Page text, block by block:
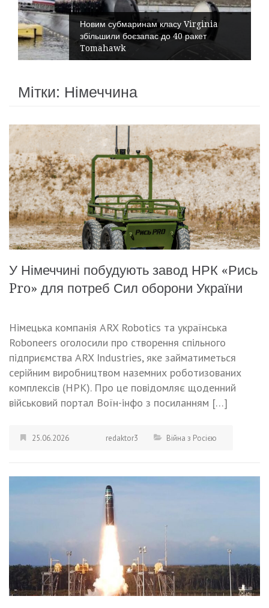
Новим субмаринам класу Virginia
збільшили боєзапас до 40 ракет
Tomahawk
Мітки: Німеччина
У Німеччині побудують завод НРК «Рись
Pro» для потреб Сил оборони України
Німецька компанія ARX Robotics та українська
Roboneers оголосили про створення спільного
підприємства ARX Industries, яке займатиметься
серійним виробництвом наземних роботизованих
комплексів (НРК). Про це повідомляє щоденний
військовий портал Воїн-інфо з посиланням […]
25.06.2026 redaktor3 Війна з Росією